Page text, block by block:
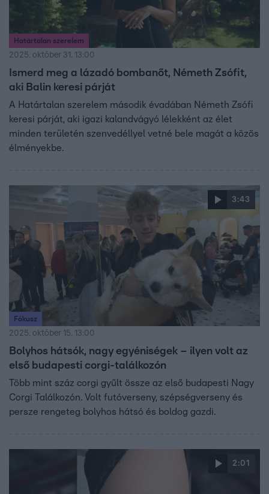
Határtalan szerelem
2025. október 31. 13:00
Ismerd meg a lázadó bombanőt, Németh Zsófit,
aki Balin keresi párját
A Határtalan szerelem második évadában Németh Zsófi
keresi párját, aki igazi kalandvágyó lélekként az élet
minden területén szenvedéllyel vetné bele magát a közös
élményekbe.
3:43
Fókusz
2025. október 15. 13:00
Bolyhos hátsók, nagy egyéniségek – ilyen volt az
első budapesti corgi-találkozón
Több mint száz corgi gyűlt össze az első budapesti Nagy
Corgi Találkozón. Volt futóverseny, szépségverseny és
persze rengeteg bolyhos hátsó és boldog gazdi.
2:01